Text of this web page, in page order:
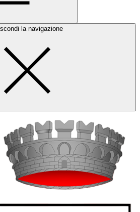
la navigazione